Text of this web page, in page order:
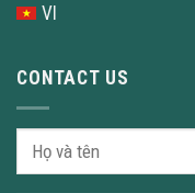
VI
CONTACT US